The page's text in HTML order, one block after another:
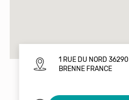
1 RUE DU NORD
BRENNE FRANCE